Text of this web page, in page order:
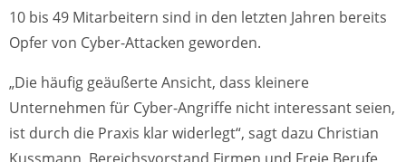
10 bis 49 Mitarbeitern sind in den letzten Jahren bereits
Opfer von Cyber-Attacken geworden.
„Die häufig geäußerte Ansicht, dass kleinere
Unternehmen für Cyber-Angriffe nicht interessant seien,
ist durch die Praxis klar widerlegt“, sagt dazu Christian